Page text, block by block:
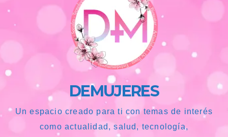
DEMUJERES
Un espacio creado para ti con temas de interés
como actualidad, salud, tecnología,